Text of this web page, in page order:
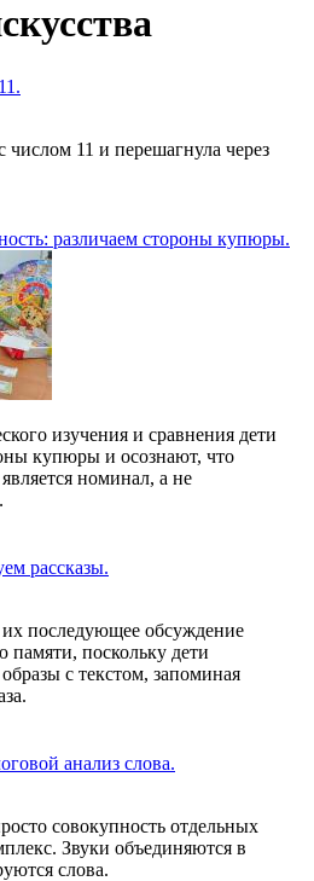
числом 11 и перешагнула через
различаем стороны купюры.
изучения и сравнения дети
купюры и осознают, что
номинал, а не
рассказы.
последующее обсуждение
памяти, поскольку дети
с текстом, запоминая
анализ слова.
совокупность отдельных
Звуки объединяются в
слова.